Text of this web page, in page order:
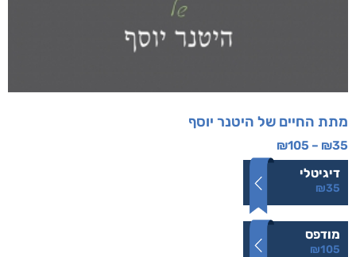
מתת החיים של היטנר יוסף
₪35
–
₪105
דיגיטלי
₪35
מודפס
₪105